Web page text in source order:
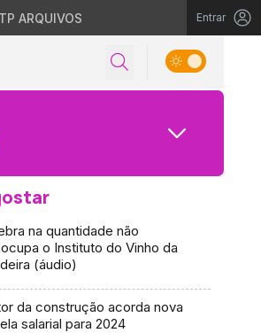
ARQUIVOS Entrar
na quantidade não
o Instituto do Vinho da
(áudio)
da construção acorda nova
salarial para 2024